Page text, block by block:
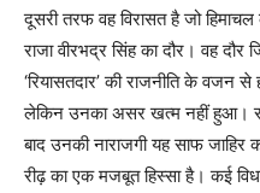
दूसरी तरफ वह विरासत है जो
राजा वीरभद्र सिंह का दौर। वह
‘रियासतदार’ की राजनीति के वजन
लेकिन उनका असर खत्म नहीं हुआ।
बाद उनकी नाराजगी यह साफ जाहिर
रीढ़ का एक मजबूत हिस्सा है। कई